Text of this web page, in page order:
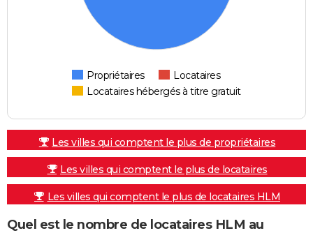
Propriétaires
Locataires
Locataires hébergés à titre gratuit
Les villes qui comptent le plus de propriétaires
Les villes qui comptent le plus de locataires
Les villes qui comptent le plus de locataires HLM
Quel est le nombre de locataires HLM au